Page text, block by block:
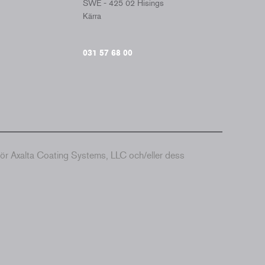
SWE - 425 02 Hisings
Kärra
031 57 68 00
Axalta Coating Systems, LLC och/eller dess